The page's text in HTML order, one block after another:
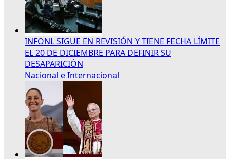
INFONL SIGUE EN REVISIÓN Y TIENE FECHA LÍMITE
EL 20 DE DICIEMBRE PARA DEFINIR SU
DESAPARICIÓN
Nacional e Internacional